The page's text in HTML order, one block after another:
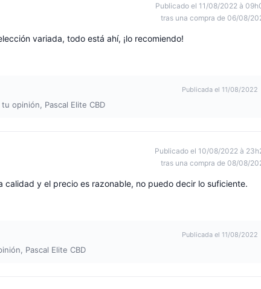
Publicado el 11/08/2022 à
tras una compra de 06/08/
variada, todo está ahí, ¡lo recomiendo!
Publicada el 11/08/2022
opinión, Pascal Elite CBD
Publicado el 10/08/2022 à
tras una compra de 08/08/
y el precio es razonable, no puedo decir lo suficiente.
Publicada el 11/08/2022
Pascal Elite CBD